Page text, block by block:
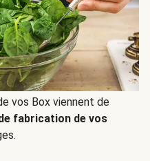
vos Box viennent de
fabrication de vos